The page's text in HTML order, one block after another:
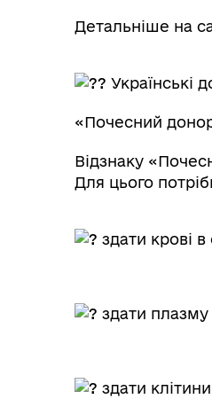
Детальніше на
Українські
«Почесний
Відзнаку
Для цього
здати крові
здати
здати